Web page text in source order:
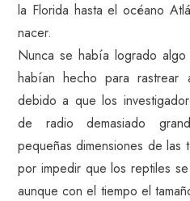
la Florida hasta el océano
nacer.
Nunca se había logrado
habían hecho para rastrear
debido a que los
de radio demasiado
pequeñas dimensiones de las
por impedir que los reptiles
aunque con el tiempo el